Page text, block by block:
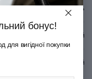
Неіржавна сталь
Червоний
Серійний
бонус!
вигідної покупки